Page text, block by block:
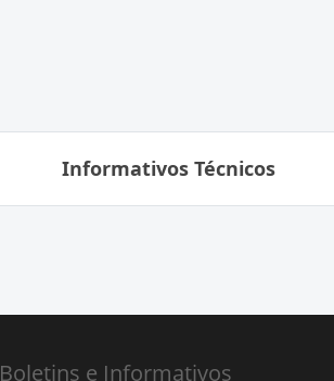
Informativos Técnicos
Boletins e Informativos